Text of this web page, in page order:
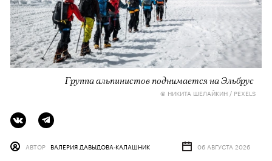
Группа альпинистов поднимается на Эльбрус
© НИКИТА ШЕЛАЙКИН / PEXELS
АВТОР ВАЛЕРИЯ ДАВЫДОВА-КАЛАШНИК 06 АВГУСТА 2026